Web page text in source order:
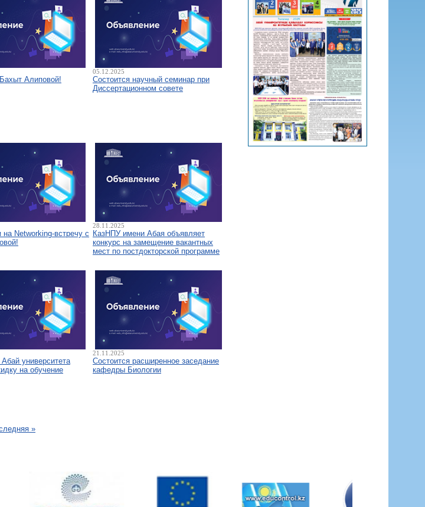
Алиповой!
05.12.2025
Состоится научный семинар при
Диссертационном совете
Networking-встречу с
28.11.2025
КазНПУ имени Абая объявляет
конкурс на замещение вакантных
мест по постдокторской программе
университета
на обучение
21.11.2025
Состоится расширенное заседание
кафедры Биологии
»